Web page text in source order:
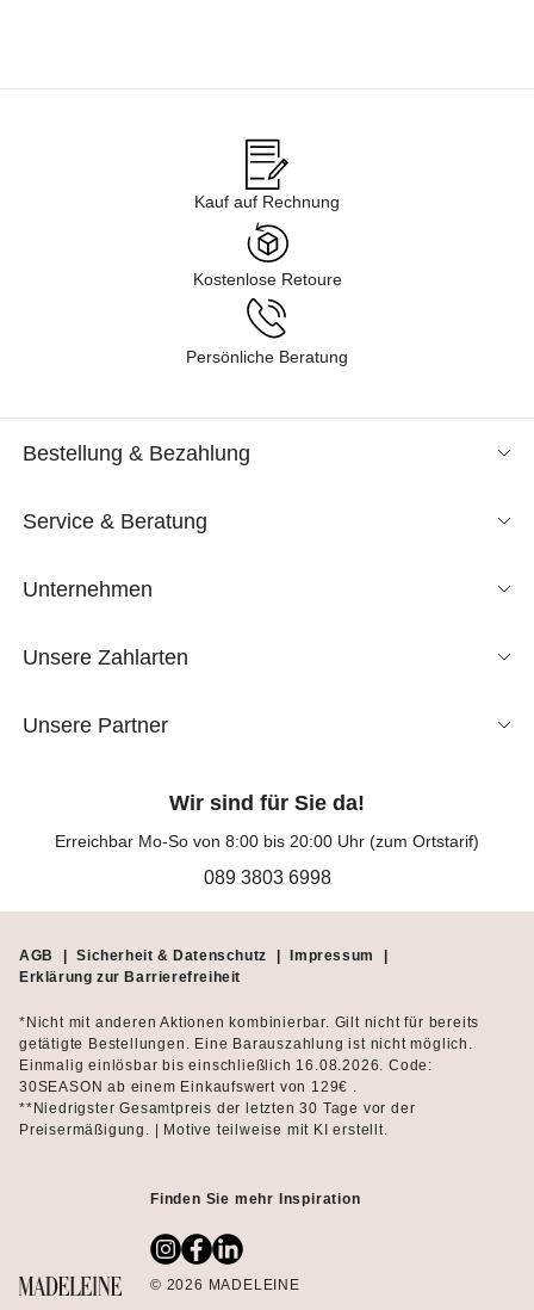
Kauf auf Rechnung
Kostenlose Retoure
Persönliche Beratung
Bestellung & Bezahlung
Service & Beratung
Unternehmen
Unsere Zahlarten
Unsere Partner
Wir sind für Sie da!
Erreichbar Mo-So von 8:00 bis 20:00 Uhr (zum Ortstarif)
089 3803 6998
AGB | Sicherheit & Datenschutz | Impressum
|
Erklärung zur Barrierefreiheit
*Nicht mit anderen Aktionen kombinierbar. Gilt nicht für bereits
getätigte Bestellungen. Eine Barauszahlung ist nicht möglich.
Einmalig einlösbar bis einschließlich 16.08.2026. Code:
30SEASON ab einem Einkaufswert von 129€ .
**Niedrigster Gesamtpreis der letzten 30 Tage vor der
Preisermäßigung. | Motive teilweise mit KI erstellt.
Finden Sie mehr Inspiration
© 2026 MADELEINE